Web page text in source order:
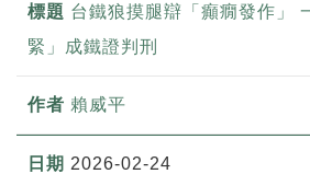
台鐵狼摸腿辯「癲癇發作」
緊」成鐵證判刑
賴威平
2026-02-24